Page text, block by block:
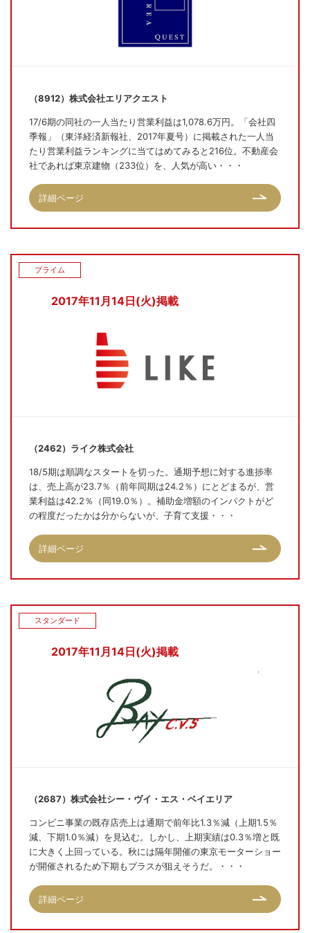
（8912）株式会社エリアクエスト
17/6期の同社の一人当たり営業利益は1,078.6万円。「会社四
季報」（東洋経済新報社、2017年夏号）に掲載された一人当
たり営業利益ランキングに当てはめてみると216位。不動産会
社であれば東京建物（233位）を、人気が高い・・・
詳細ページ
2017年11月14日(火)掲載
プライム
（2462）ライク株式会社
18/5期は順調なスタートを切った。通期予想に対する進捗率
は、売上高が23.7％（前年同期は24.2％）にとどまるが、営
業利益は42.2％（同19.0％）。補助金増額のインパクトがど
の程度だったかは分からないが、子育て支援・・・
詳細ページ
2017年11月14日(火)掲載
スタンダード
（2687）株式会社シー・ヴイ・エス・ベイエリア
コンビニ事業の既存店売上は通期で前年比1.3％減（上期1.5％
減、下期1.0％減）を見込む。しかし、上期実績は0.3％増と既
に大きく上回っている。秋には隔年開催の東京モーターショー
が開催されるため下期もプラスが狙えそうだ。・・・
詳細ページ